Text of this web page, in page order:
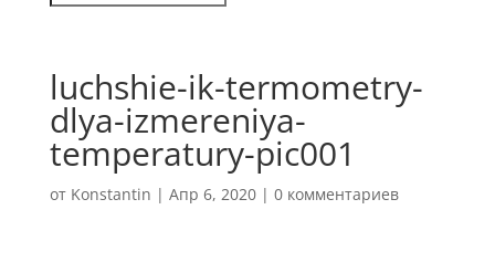
luchshie-ik-termometry-
dlya-izmereniya-
temperatury-pic001
от Konstantin | Апр 6, 2020| 0 комментариев